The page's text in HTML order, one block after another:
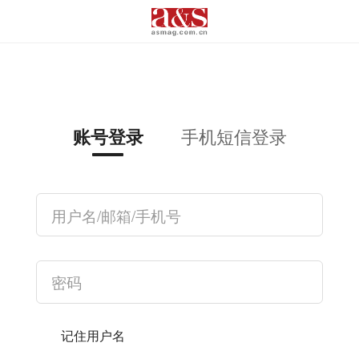
账号登录 手机短信登录
记住用户名